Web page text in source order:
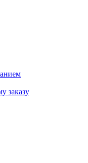
заказу